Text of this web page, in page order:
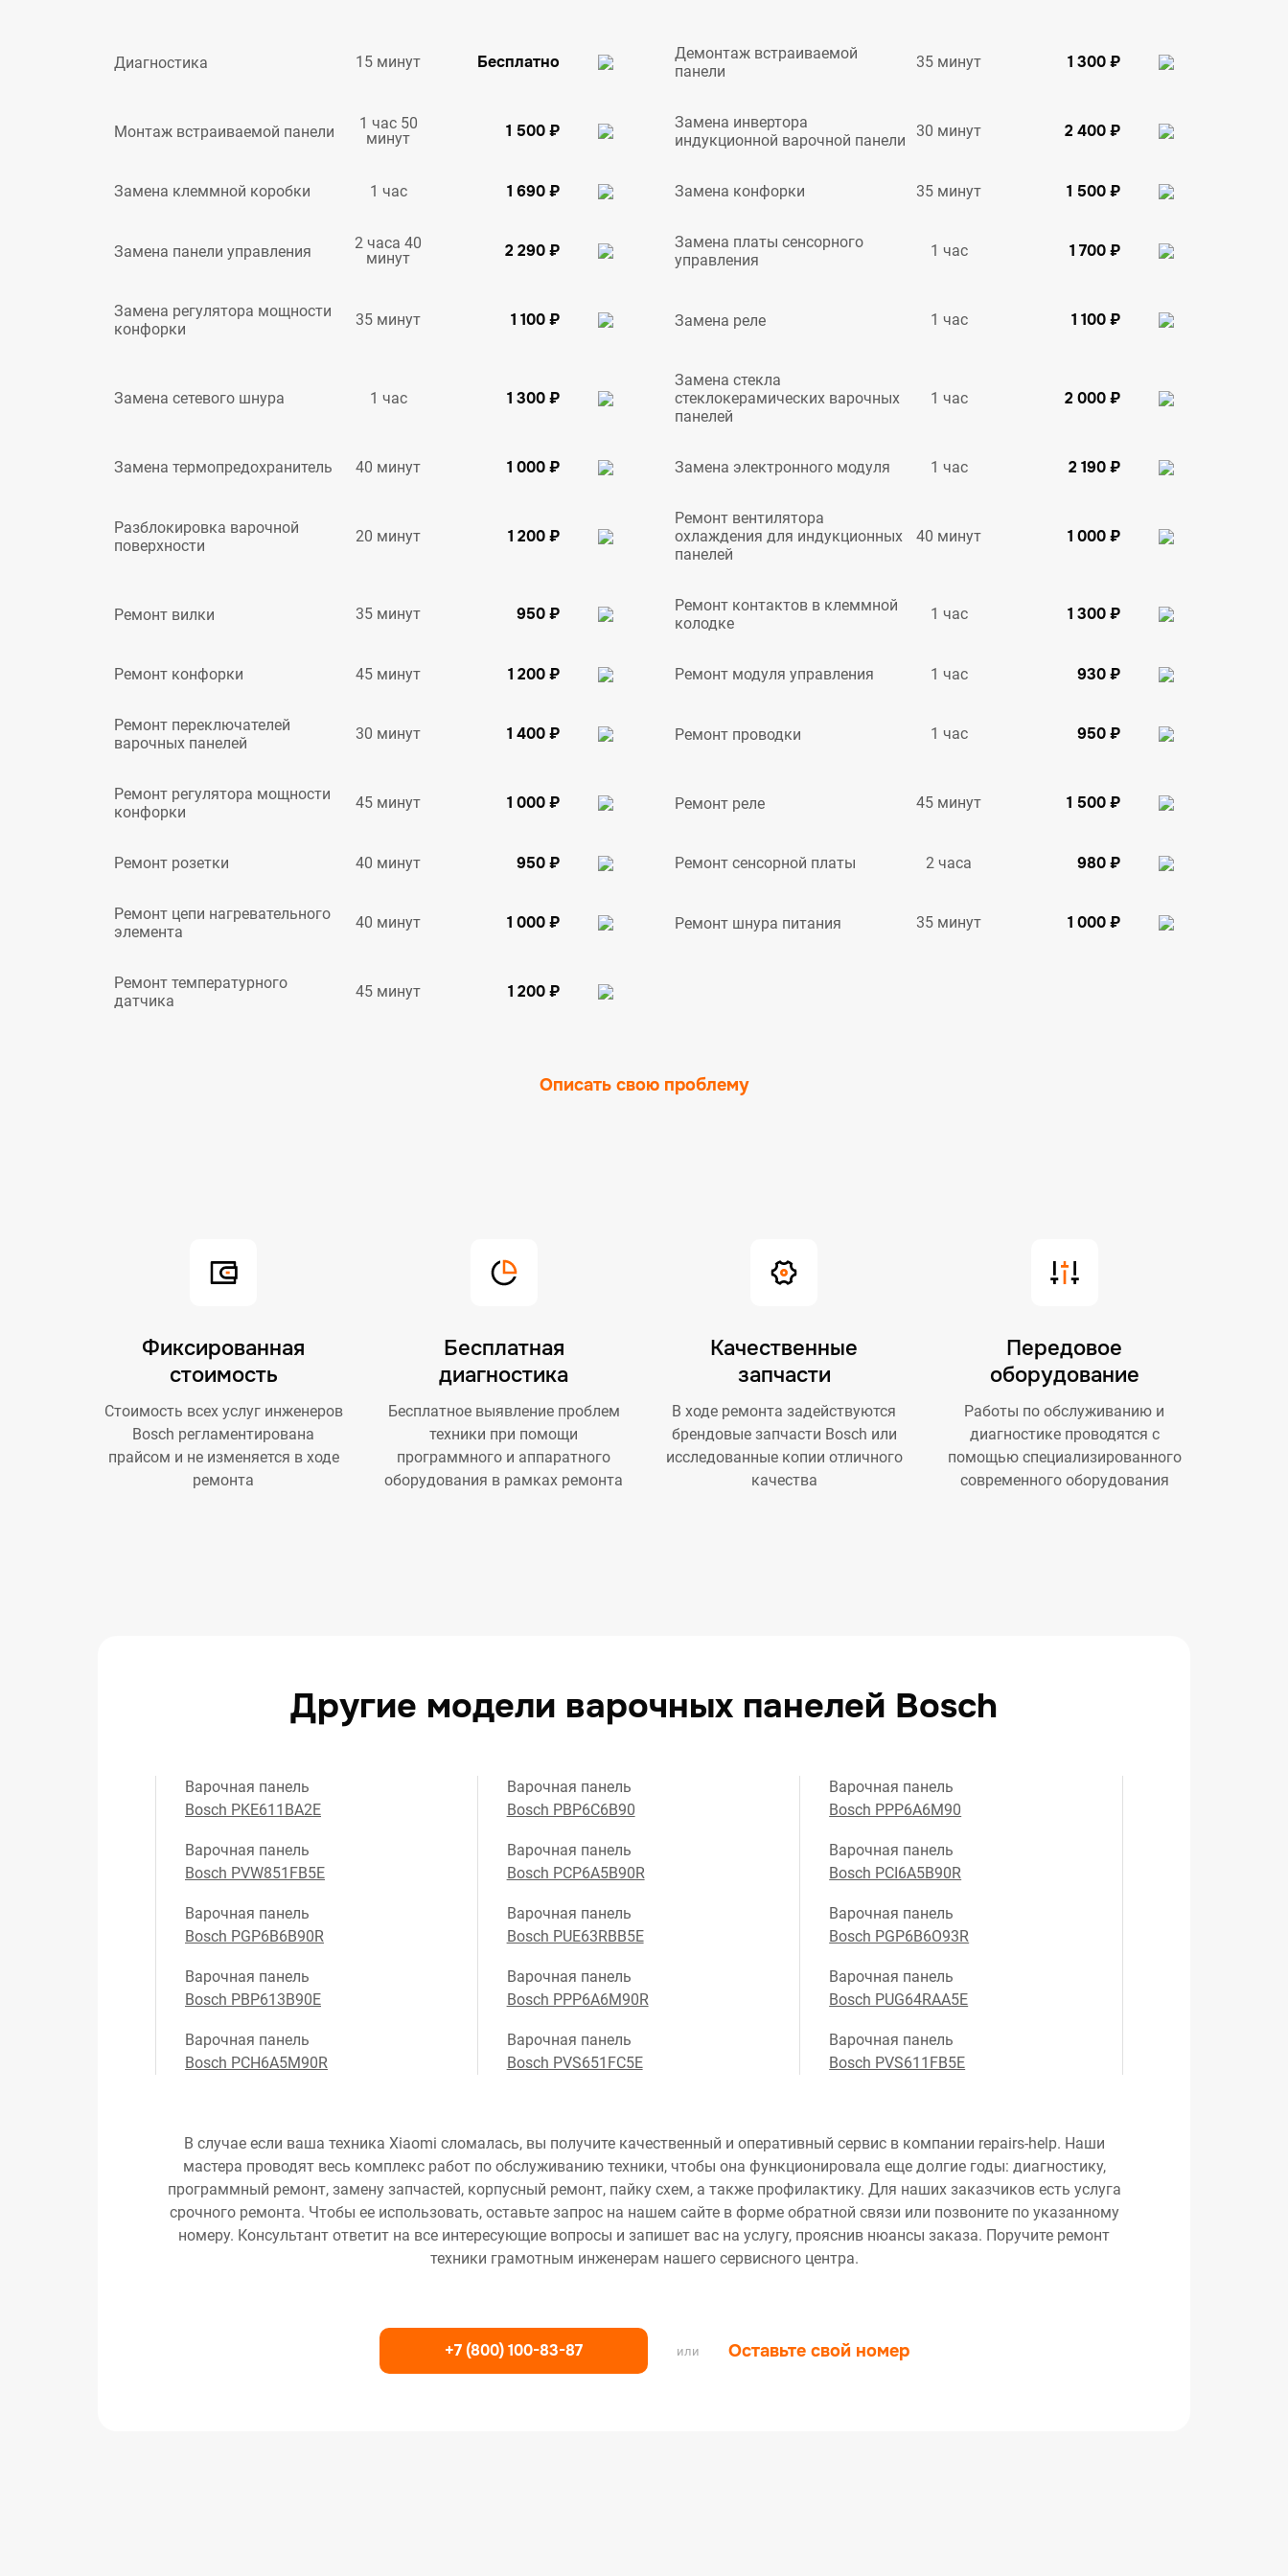
Диагностика 15 минут Бесплатно
Демонтаж встраиваемой
панели
35 минут 1 300 ₽
Монтаж встраиваемой панели
1 час 50
минут
1 500 ₽
Замена инвертора
индукционной варочной панели
30 минут 2 400 ₽
Замена клеммной коробки 1 час 1 690 ₽ Замена конфорки 35 минут 1 500 ₽
Замена панели управления
2 часа 40
минут
2 290 ₽
Замена платы сенсорного
управления
1 час 1 700 ₽
Замена регулятора мощности
конфорки
35 минут 1 100 ₽ Замена реле 1 час 1 100 ₽
Замена сетевого шнура 1 час 1 300 ₽
Замена стекла
стеклокерамических варочных
панелей
1 час 2 000 ₽
Замена термопредохранитель 40 минут 1 000 ₽ Замена электронного модуля 1 час 2 190 ₽
Разблокировка варочной
поверхности
20 минут 1 200 ₽
Ремонт вентилятора
охлаждения для индукционных
панелей
40 минут 1 000 ₽
Ремонт вилки 35 минут 950 ₽
Ремонт контактов в клеммной
колодке
1 час 1 300 ₽
Ремонт конфорки 45 минут 1 200 ₽ Ремонт модуля управления 1 час 930 ₽
Ремонт переключателей
варочных панелей
30 минут 1 400 ₽ Ремонт проводки 1 час 950 ₽
Ремонт регулятора мощности
конфорки
45 минут 1 000 ₽ Ремонт реле 45 минут 1 500 ₽
Ремонт розетки 40 минут 950 ₽ Ремонт сенсорной платы 2 часа 980 ₽
Ремонт цепи нагревательного
элемента
40 минут 1 000 ₽ Ремонт шнура питания 35 минут 1 000 ₽
Ремонт температурного
датчика
45 минут 1 200 ₽
Описать свою проблему
Фиксированная
стоимость
Стоимость всех услуг инженеров
Bosch регламентирована
прайсом и не изменяется в ходе
ремонта
Бесплатная
диагностика
Бесплатное выявление проблем
техники при помощи
программного и аппаратного
оборудования в рамках ремонта
Качественные
запчасти
В ходе ремонта задействуются
брендовые запчасти Bosch или
исследованные копии отличного
качества
Передовое
оборудование
Работы по обслуживанию и
диагностике проводятся с
помощью специализированного
современного оборудования
Другие модели варочных панелей Bosch
Варочная панель
Bosch PKE611BA2E
Варочная панель
Bosch PVW851FB5E
Варочная панель
Bosch PGP6B6B90R
Варочная панель
Bosch PBP613B90E
Варочная панель
Bosch PCH6A5M90R
Варочная панель
Bosch PBP6C6B90
Варочная панель
Bosch PCP6A5B90R
Варочная панель
Bosch PUE63RBB5E
Варочная панель
Bosch PPP6A6M90R
Варочная панель
Bosch PVS651FC5E
Варочная панель
Bosch PPP6A6M90
Варочная панель
Bosch PCI6A5B90R
Варочная панель
Bosch PGP6B6O93R
Варочная панель
Bosch PUG64RAA5E
Варочная панель
Bosch PVS611FB5E
В случае если ваша техника Xiaomi сломалась, вы получите качественный и оперативный сервис в компании repairs-help. Наши
мастера проводят весь комплекс работ по обслуживанию техники, чтобы она функционировала еще долгие годы: диагностику,
программный ремонт, замену запчастей, корпусный ремонт, пайку схем, а также профилактику. Для наших заказчиков есть услуга
срочного ремонта. Чтобы ее использовать, оставьте запрос на нашем сайте в форме обратной связи или позвоните по указанному
номеру. Консультант ответит на все интересующие вопросы и запишет вас на услугу, прояснив нюансы заказа. Поручите ремонт
техники грамотным инженерам нашего сервисного центра.
+7 (800) 100-83-87 или Оставьте свой номер